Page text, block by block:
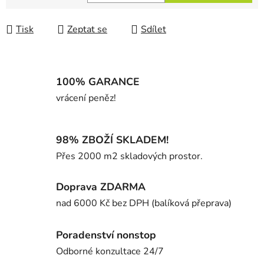
Tisk Zeptat se Sdílet
100% GARANCE
vrácení peněz!
98% ZBOŽÍ SKLADEM!
Přes 2000 m2 skladových prostor.
Doprava ZDARMA
nad 6000 Kč bez DPH (balíková přeprava)
Poradenství nonstop
Odborné konzultace 24/7